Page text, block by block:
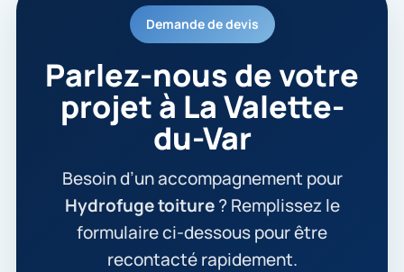
Demande de devis
Parlez-nous de votre
projet à La Valette-
du-Var
Besoin d’un accompagnement pour
Hydrofuge toiture? Remplissez le
formulaire ci-dessous pour être
recontacté rapidement.